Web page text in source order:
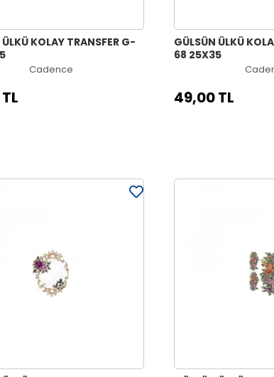
KOLAY TRANSFER G-
Cadence
GÜLSÜN ÜLKÜ
68 25X35
49,00 TL